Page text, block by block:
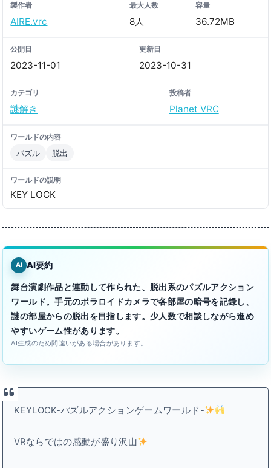
製作者
AIRE․vrc
最大人数
8人
容量
36.72MB
公開日
2023-11-01
更新日
2023-10-31
カテゴリ
謎解き
投稿者
Planet VRC
ワールドの内容
パズル 脱出
ワールドの説明
KEY LOCK
AI AI要約
舞台演劇作品と連動して作られた、脱出系のパズルアクション
ワールド。手元のポラロイドカメラで各部屋の暗号を記録し、
謎の部屋からの脱出を目指します。少人数で相談しながら進め
やすいゲーム性があります。
AI生成のため間違いがある場合があります。
KEYLOCK-パズルアクションゲームワールド-
VRならではの感動が盛り沢山